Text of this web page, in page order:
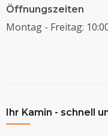
Öffnungszeiten
Montag - Freitag:
Ihr Kamin - schnell